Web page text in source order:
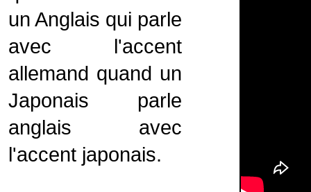
un Anglais qui parle
avec l'accent
allemand quand un
Japonais parle
anglais avec
l'accent japonais.